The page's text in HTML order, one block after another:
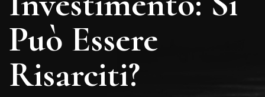
Può Essere
Risarciti?